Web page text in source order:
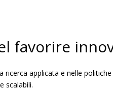
favorire
applicata e nelle
scalabili.